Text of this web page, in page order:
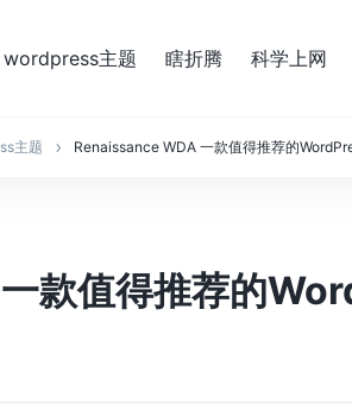
wordpress主题 瞎折腾 科学上网
主题 Renaissance WDA 一款值得推荐的
款值得推荐的